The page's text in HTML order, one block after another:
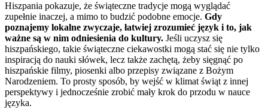
Hiszpania pokazuje, że świąteczne tradycje mogą wyglądać
zupełnie inaczej, a mimo to budzić podobne emocje. Gdy
poznajemy lokalne zwyczaje, łatwiej zrozumieć język i to, jak
ważne są w nim odniesienia do kultury. Jeśli uczysz się
hiszpańskiego, takie świąteczne ciekawostki mogą stać się nie tylko
inspiracją do nauki słówek, lecz także zachętą, żeby sięgnąć po
hiszpańskie filmy, piosenki albo przepisy związane z Bożym
Narodzeniem. To prosty sposób, by wejść w klimat świąt z innej
perspektywy i jednocześnie zrobić mały krok do przodu w nauce
języka.